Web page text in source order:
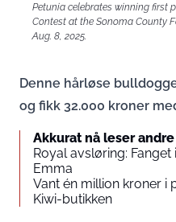
Petunia celebrates winning first
Contest at the Sonoma County
Aug. 8, 2025.
Denne hårløse
og fikk 32.000 kroner
Akkurat nå leser andre
Royal avsløring:
Emma
Vant én million kroner i
Kiwi-butikken